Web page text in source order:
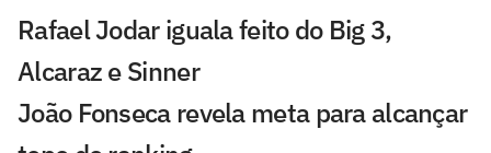
Rafael Jodar iguala feito do Big 3,
Alcaraz e Sinner
João Fonseca revela meta para alcançar